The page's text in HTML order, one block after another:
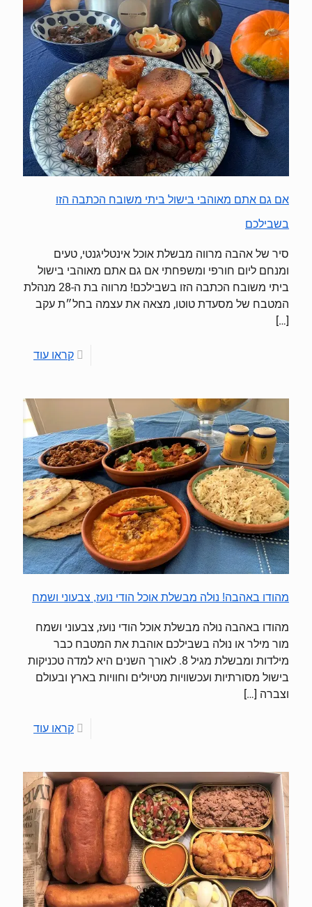
אם גם אתם מאוהבי בישול ביתי משובח הכתבה הזו
בשבילכם
סיר של אהבה מרווה מבשלת אוכל אינטליגנטי, טעים
ומנחם ליום חורפי ומשפחתי אם גם אתם מאוהבי בישול
ביתי משובח הכתבה הזו בשבילכם! מרווה בת ה-28 מנהלת
המטבח של מסעדת טוטו, מצאה את עצמה בחל״ת עקב
[…]
קראו עוד
מהודו באהבה! נוּלה מבשלת אוכל הודי נועז, צבעוני ושמח
מהודו באהבה נוּלה מבשלת אוכל הודי נועז, צבעוני ושמח
מור מילר או נוּלה בשבילכם אוהבת את המטבח כבר
מילדות ומבשלת מגיל 8. לאורך השנים היא למדה טכניקות
בישול מסורתיות ועכשוויות מטיולים וחוויות בארץ ובעולם
וצברה […]
קראו עוד